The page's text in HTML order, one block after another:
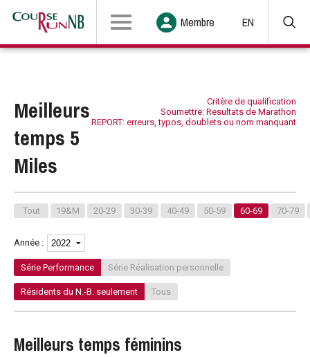
Membre EN
Critère de qualification
Soumettre: Resultats de Marathon
REPORT: erreurs, typos, doublets ou nom manquant
Meilleurs
temps 5
Miles
Tout 19&M 20-29 30-39 40-49 50-59 60-69 70-79
Année :
Série Performance Série Réalisation personnelle
Résidents du N.-B. seulement Tous
Meilleurs temps féminins